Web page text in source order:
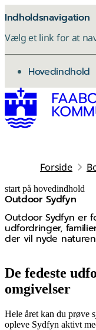
Indholdsnavigation
Vælg et link for at
gå til
Hovedindhold
Forside
start på hovedindhold
Outdoor Sydfyn
Outdoor Sydfyn er
udfordringer,
der vil nyde
senest opdateret 4. maj
De fedeste
omgivelser
Hele året kan du prøve
opleve Sydfyn aktivt